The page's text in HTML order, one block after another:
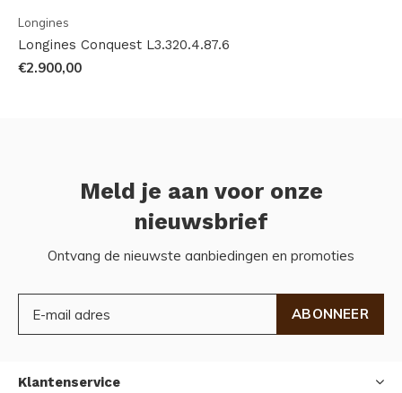
Longines
Longines Conquest L3.320.4.87.6
€2.900,00
Meld je aan voor onze
nieuwsbrief
Ontvang de nieuwste aanbiedingen en promoties
ABONNEER
Klantenservice